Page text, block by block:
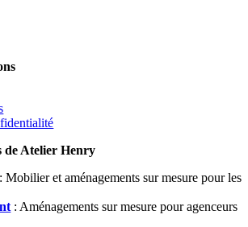
de Atelier Henry
: Mobilier et aménagements sur mesure pour les
: Aménagements sur mesure pour agenceurs